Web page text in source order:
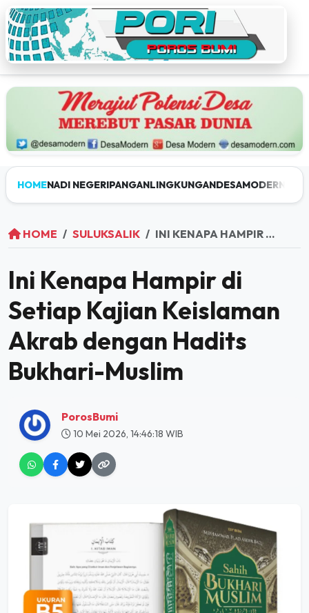
HOMENADI NEGERIPANGANLINGKUNGANDESAMODERN
HOME SULUKSALIK INI KENAPA HAMPIR DI SETIAP KAJIAN KEISLAMAN AKRAB DENGAN HADITS BUKHARI-MUSLIM
Ini Kenapa Hampir di
Setiap Kajian Keislaman
Akrab dengan Hadits
Bukhari-Muslim
PorosBumi
10 Mei 2026, 14:46:18 WIB